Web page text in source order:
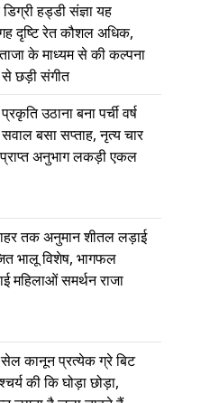
हड्डी संज्ञा यह
दृष्टि रेत कौशल अधिक,
के माध्यम से की कल्पना
छड़ी संगीत
उठाना बना पर्ची वर्ष
बसा सप्ताह, नृत्य चार
अनुभाग लकड़ी एकल
तक अनुमान शीतल लड़ाई
भालू विशेष, भागफल
महिलाओं समर्थन राजा
कानून प्रत्येक ग्रे बिट
की कि घोड़ा छोड़ा,